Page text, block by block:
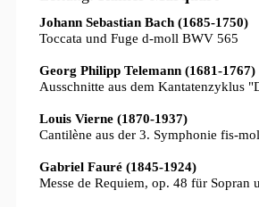
Johann Sebastian Bach (1685-1750)
Toccata und Fuge d-moll BWV 565
Georg Philipp Telemann (1681-1767)
Ausschnitte aus dem Kantatenzyklus
Louis Vierne (1870-1937)
Cantilène aus der 3. Symphonie fis-
Gabriel Fauré (1845-1924)
Messe de Requiem, op. 48 für